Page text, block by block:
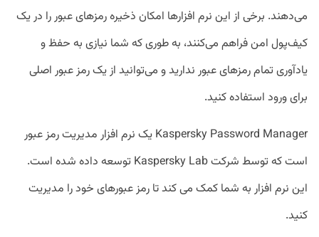
می‌دهند. برخی از این نرم افزارها امکان ذخیره رمزهای عبور را در یک
کیف‌پول امن فراهم می‌کنند، به طوری که شما نیازی به حفظ و
یادآوری تمام رمزهای عبور ندارید و می‌توانید از یک رمز عبور اصلی
برای ورود استفاده کنید.
Kaspersky Password Manager یک نرم افزار مدیریت رمز عبور
است که توسط شرکت Kaspersky Lab توسعه داده شده است.
این نرم افزار به شما کمک می کند تا رمز عبورهای خود را مدیریت
کنید.